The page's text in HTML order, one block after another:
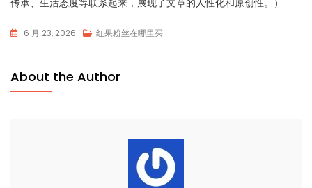
6 月 23, 2026 红果粉丝在哪里买
About the Author